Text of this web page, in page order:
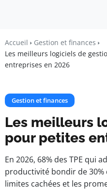
Un
Liberté •
Accueil
Gestion et finances
Les meilleurs logiciels de
entreprises en 2026
Gestion et finances
Les meilleurs
pour petites
En 2026, 68% des TPE qui
productivité bondir de 30%
limites cachées et les